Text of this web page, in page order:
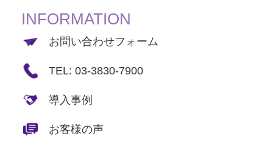
INFORMATION
お問い合わせフォーム
TEL: 03-3830-7900
導入事例
お客様の声